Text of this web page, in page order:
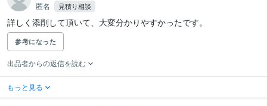
匿名 見積り相談
詳しく添削して頂いて、大変分かりやすかったです。
参考になった
出品者からの返信を読む
もっと見る